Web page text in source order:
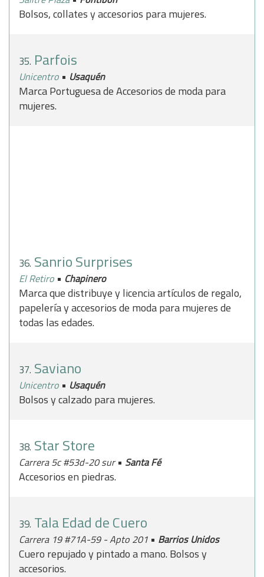
Bolsos, collates y accesorios para mujeres.
35. Parfois
Unicentro • Usaquén
Marca Portuguesa de Accesorios de moda para
mujeres.
36. Sanrio Surprises
El Retiro • Chapinero
Marca que distribuye y licencia artículos de regalo,
papelería y accesorios de moda para mujeres de
todas las edades.
37. Saviano
Unicentro • Usaquén
Bolsos y calzado para mujeres.
38. Star Store
Carrera 5c #53d-20 sur• Santa Fé
Accesorios en piedras.
39. Tala Edad de Cuero
Carrera 19 #71A-59 - Apto 201 • Barrios Unidos
Cuero repujado y pintado a mano. Bolsos y
accesorios.